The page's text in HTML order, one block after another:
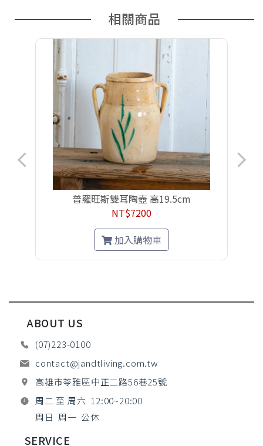
相關商品
普羅旺斯雙耳陶壺 高19.5cm
NT$7200
加入購物車
ABOUT US
(07)223-0100
contact@jandtliving.com.tw
高雄市苓雅區中正二路56巷25號
周二 至 周六 12:00~20:00
周日 周一 公休
SERVICE